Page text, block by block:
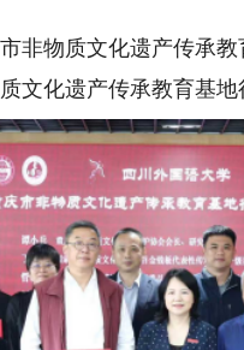
物质文化遗产传承教
文化遗产传承教育基地